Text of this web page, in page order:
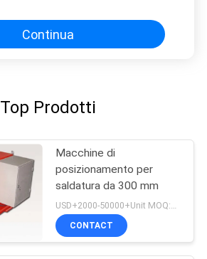
Continua
Top Prodotti
Macchine di
posizionamento per
saldatura da 300 mm
CONTACT